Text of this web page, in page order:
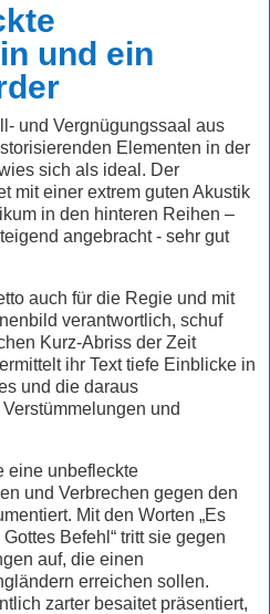
und ein
und Vergnügungssaal aus
Elementen in der
sich als ideal. Der
mit einer extrem guten Akustik
in den hinteren Reihen –
angebracht - sehr gut
auch für die Regie und mit
verantwortlich, schuf
Kurz-Abriss der Zeit
ihr Text tiefe Einblicke in
und die daraus
und
eine unbefleckte
und Verbrechen gegen den
Mit den Worten „Es
Befehl“ tritt sie gegen
auf, die einen
erreichen sollen.
zarter besaitet präsentiert,